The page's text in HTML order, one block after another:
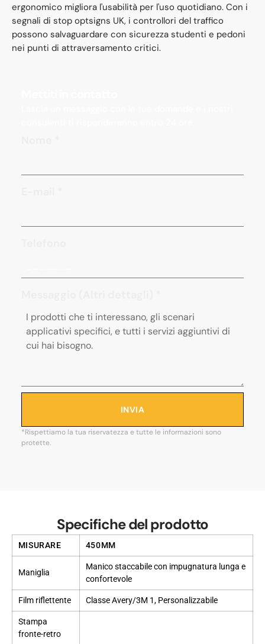
ergonomico migliora l'usabilità per l'uso quotidiano. Con i
segnali di stop optsigns UK, i controllori del traffico
possono salvaguardare con sicurezza studenti e pedoni
nei punti di attraversamento critici.
INVIA
*Rispettiamo la tua riservatezza e tutte le informazioni sono
protette.
Specifiche del prodotto
MISURARE 450MM
Maniglia
Manico staccabile con impugnatura lunga e
confortevole
Film riflettente Classe Avery/3M 1, Personalizzabile
Stampa
fronte-retro